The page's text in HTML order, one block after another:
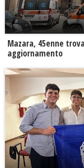
Mazara, 45enne
aggiornamento